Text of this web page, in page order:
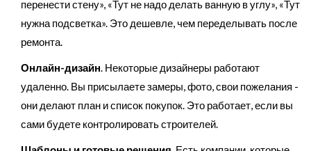
перенести стену», «Тут не надо делать ванную в углу», «Тут
нужна подсветка». Это дешевле, чем переделывать после
ремонта.
Онлайн-дизайн. Некоторые дизайнеры работают
удаленно. Вы присылаете замеры, фото, свои пожелания -
они делают план и список покупок. Это работает, если вы
сами будете контролировать строителей.